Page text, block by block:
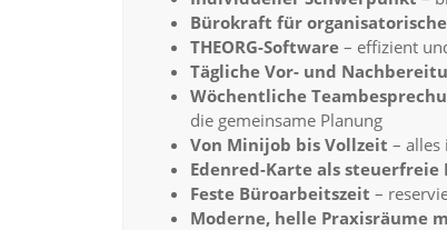
Bürokraft für
THEORG-Software– effizient
Tägliche Vor- und
Wöchentliche
die gemeinsame Planung
Von Minijob bis Vollzeit – alles
Edenred-Karte als steuerfreie
Feste Büroarbeitszeit –
Moderne, helle Praxisräume